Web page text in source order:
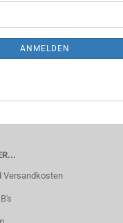
ANMELDEN
Versandkosten